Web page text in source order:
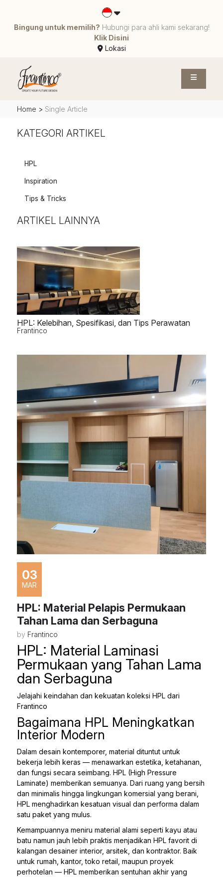
Bingung untuk memilih? Hubungi para ahli kami sekarang!
Klik Disini
Lokasi
Home > Single Article
KATEGORI ARTIKEL
HPL
Inspiration
Tips & Tricks
ARTIKEL LAINNYA
HPL: Kelebihan, Spesifikasi, dan Tips Perawatan
Frantinco
03
MAR
HPL: Material Pelapis Permukaan
Tahan Lama dan Serbaguna
by Frantinco
HPL: Material Laminasi
Permukaan yang Tahan Lama
dan Serbaguna
Jelajahi keindahan dan kekuatan koleksi HPL dari
Frantinco
Bagaimana HPL Meningkatkan
Interior Modern
Dalam desain kontemporer, material dituntut untuk
bekerja lebih keras — menawarkan estetika, ketahanan,
dan fungsi secara seimbang. HPL (High Pressure
Laminate) memberikan semuanya. Dari ruang yang bersih
dan minimalis hingga lingkungan komersial yang berani,
HPL menghadirkan kesatuan visual dan performa dalam
satu paket yang mulus.
Kemampuannya meniru material alami seperti kayu atau
batu namun jauh lebih praktis menjadikan HPL favorit di
kalangan desainer interior, arsitek, dan kontraktor. Baik
untuk rumah, kantor, toko retail, maupun proyek
perhotelan — HPL memberikan sentuhan akhir yang